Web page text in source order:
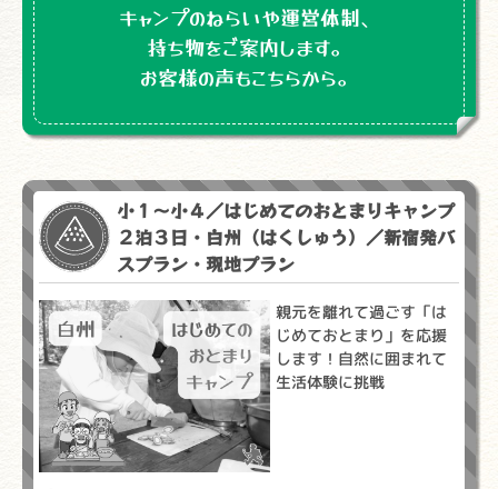
キャンプのねらいや運営体制、
持ち物をご案内します。
お客様の声もこちらから。
小１～小４／はじめてのおとまりキャンプ
２泊３日・白州（はくしゅう）／新宿発バ
スプラン・現地プラン
親元を離れて過ごす「は
じめておとまり」を応援
します！自然に囲まれて
生活体験に挑戦